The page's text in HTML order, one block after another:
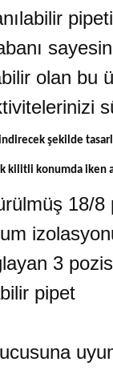
olan bu
indirecek şekilde
kilitli konumda iken
18/
3
pipet